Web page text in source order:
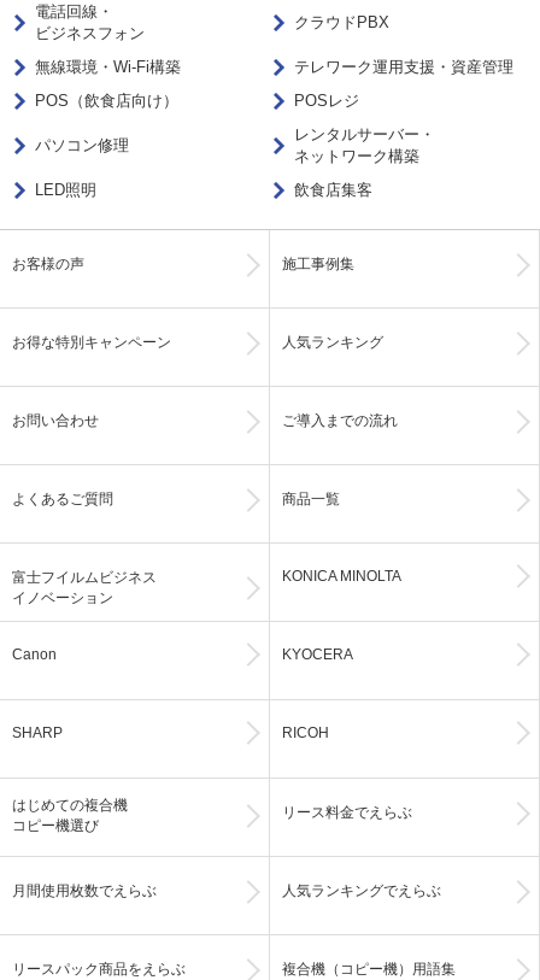
電話回線・
ビジネスフォン
クラウドPBX
無線環境・Wi-Fi構築
テレワーク運用支援・資産管理
POS（飲食店向け）
POSレジ
パソコン修理
レンタルサーバー・
ネットワーク構築
LED照明
飲食店集客
お客様の声 施工事例集
お得な特別キャンペーン 人気ランキング
お問い合わせ ご導入までの流れ
よくあるご質問 商品一覧
富士フイルムビジネス
イノベーション
KONICA MINOLTA
Canon KYOCERA
SHARP RICOH
はじめての複合機
コピー機選び
リース料金でえらぶ
月間使用枚数でえらぶ 人気ランキングでえらぶ
リースパック商品をえらぶ 複合機（コピー機）用語集